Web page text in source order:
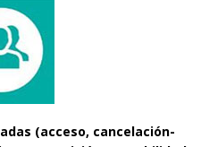
(acceso, cancelación-